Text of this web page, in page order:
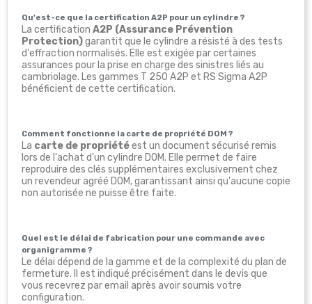
Qu'est-ce que la certification A2P pour un cylindre ?
La certification A2P (Assurance Prévention
Protection)garantit que le cylindre a résisté à des tests
d'effraction normalisés. Elle est exigée par certaines
assurances pour la prise en charge des sinistres liés au
cambriolage. Les gammes T 250 A2P et RS Sigma A2P
bénéficient de cette certification.
Comment fonctionne la carte de propriété DOM ?
La carte de propriétéest un document sécurisé remis
lors de l'achat d'un cylindre DOM. Elle permet de faire
reproduire des clés supplémentaires exclusivement chez
un revendeur agréé DOM, garantissant ainsi qu'aucune copie
non autorisée ne puisse être faite.
Quel est le délai de fabrication pour une commande avec
organigramme ?
Le délai dépend de la gamme et de la complexité du plan de
fermeture. Il est indiqué précisément dans le devis que
vous recevrez par email après avoir soumis votre
configuration.